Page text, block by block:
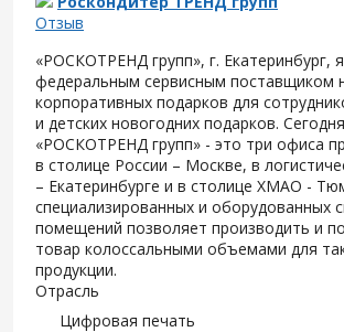
Отзыв
«РОСКОТРЕНД групп», г. Екатеринбург,
федеральным сервисным поставщиком
корпоративных подарков для
и детских новогодних подарков. Сегодня
«РОСКОТРЕНД групп» - это три офиса
в столице России – Москве, в
– Екатеринбурге и в столице ХМАО -
специализированных и оборудованных
помещений позволяет производить и
товар колоссальными объемами для
продукции.
Отрасль
Цифровая печать